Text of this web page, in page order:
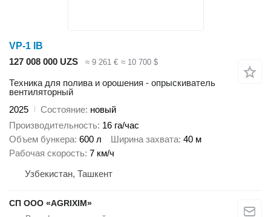
VP-1 IB
127 008 000 UZS
≈ 9 261 € ≈ 10 700 $
Техника для полива и орошения - опрыскиватель
вентиляторный
2025
Состояние новый
Производительность 16 га/час
Объем бункера 600 л Ширина захвата 40 м
Рабочая скорость 7 км/ч
Узбекистан, Ташкент
CП ООО «AGRIXIM»